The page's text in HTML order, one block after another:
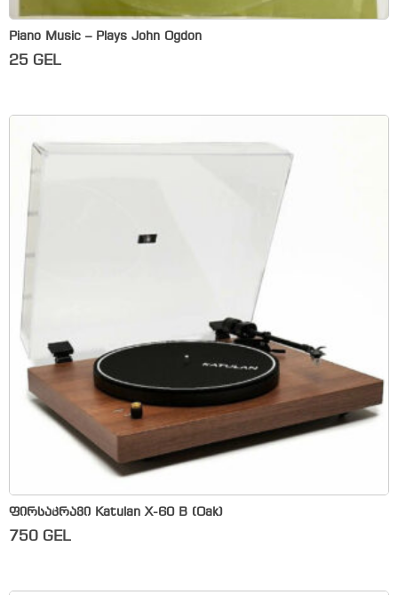
Piano Music – Plays John Ogdon
25 GEL
ფირსაკრავი Katulan X-60 B (Oak)
750 GEL